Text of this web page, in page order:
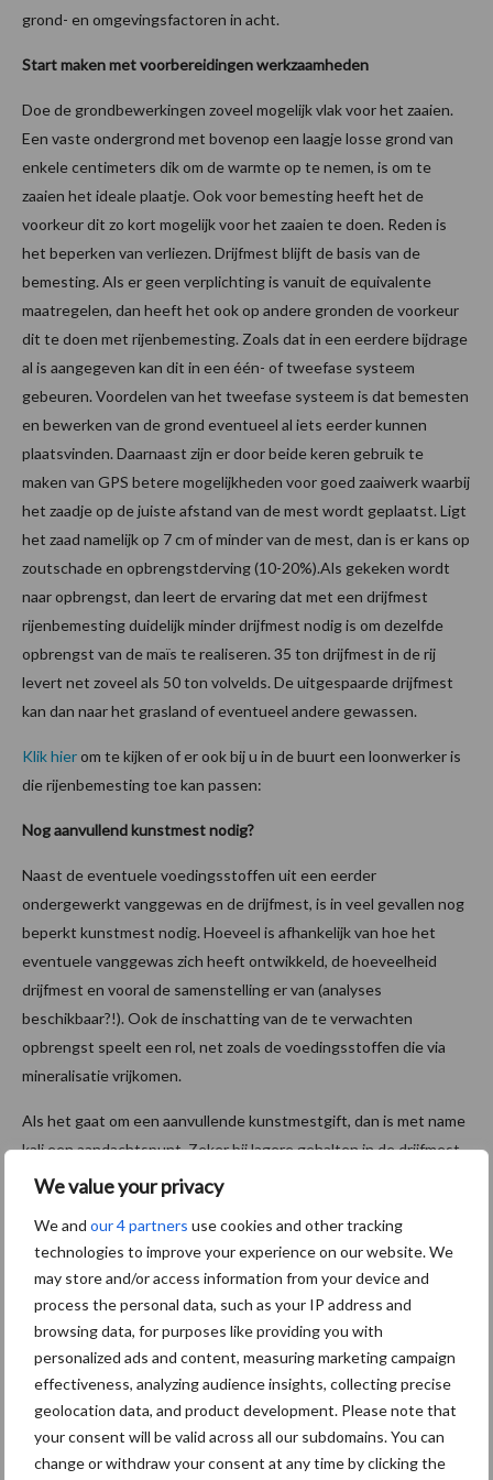
We value your privacy
We and our 4 partners use cookies and other tracking
technologies to improve your experience on our website. We
may store and/or access information from your device and
process the personal data, such as your IP address and
browsing data, for purposes like providing you with
personalized ads and content, measuring marketing campaign
effectiveness, analyzing audience insights, collecting precise
geolocation data, and product development. Please note that
your consent will be valid across all our subdomains. You can
change or withdraw your consent at any time by clicking the
grond- en omgevingsfactoren in acht.
Start maken met voorbereidingen werkzaamheden
Doe de grondbewerkingen zoveel mogelijk vlak voor het zaaien.
Een vaste ondergrond met bovenop een laagje losse grond van
enkele centimeters dik om de warmte op te nemen, is om te
zaaien het ideale plaatje. Ook voor bemesting heeft het de
voorkeur dit zo kort mogelijk voor het zaaien te doen. Reden is
het beperken van verliezen. Drijfmest blijft de basis van de
bemesting. Als er geen verplichting is vanuit de equivalente
maatregelen, dan heeft het ook op andere gronden de voorkeur
dit te doen met rijenbemesting. Zoals dat in een eerdere bijdrage
al is aangegeven kan dit in een één- of tweefase systeem
gebeuren. Voordelen van het tweefase systeem is dat bemesten
en bewerken van de grond eventueel al iets eerder kunnen
plaatsvinden. Daarnaast zijn er door beide keren gebruik te
maken van GPS betere mogelijkheden voor goed zaaiwerk waarbij
het zaadje op de juiste afstand van de mest wordt geplaatst. Ligt
het zaad namelijk op 7 cm of minder van de mest, dan is er kans op
zoutschade en opbrengstderving (10-20%).Als gekeken wordt
naar opbrengst, dan leert de ervaring dat met een drijfmest
rijenbemesting duidelijk minder drijfmest nodig is om dezelfde
opbrengst van de maïs te realiseren. 35 ton drijfmest in de rij
levert net zoveel als 50 ton volvelds. De uitgespaarde drijfmest
kan dan naar het grasland of eventueel andere gewassen.
Klik hierom te kijken of er ook bij u in de buurt een loonwerker is
die rijenbemesting toe kan passen:
Nog aanvullend kunstmest nodig?
Naast de eventuele voedingsstoffen uit een eerder
ondergewerkt vanggewas en de drijfmest, is in veel gevallen nog
beperkt kunstmest nodig. Hoeveel is afhankelijk van hoe het
eventuele vanggewas zich heeft ontwikkeld, de hoeveelheid
drijfmest en vooral de samenstelling er van (analyses
beschikbaar?!). Ook de inschatting van de te verwachten
opbrengst speelt een rol, net zoals de voedingsstoffen die via
mineralisatie vrijkomen.
Als het gaat om een aanvullende kunstmestgift, dan is met name
kali een aandachtspunt. Zeker bij lagere gehalten in de drijfmest
is een kunstmest aanvulling gewenst. Als een vanggewas is
aanvulling voor stikstof en fosfaat niet zo gauw noodzakelijk.
Foto: Ven Agra Service
Aanbevolen voor jou!
Van onze partner OCI Agro
Weet u al wat u komend
seizoen gaat strooien?